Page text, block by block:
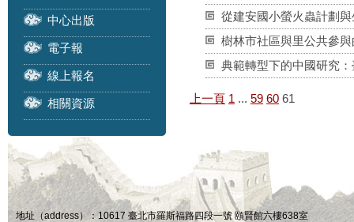
中心出版
電子報
線上報名
相關資源
從建安國小螢火蟲計劃
樹林市社區與里公共參
典範轉型下的中國研究
上一頁 1 ... 59 60 61
地址（address）：10617 臺北市羅斯福路四段一號 頤賢館六樓638室